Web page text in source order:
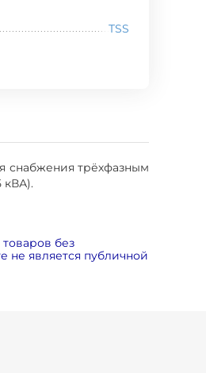
TSS
снабжения трёхфазным
кВА).
без
не является публичной